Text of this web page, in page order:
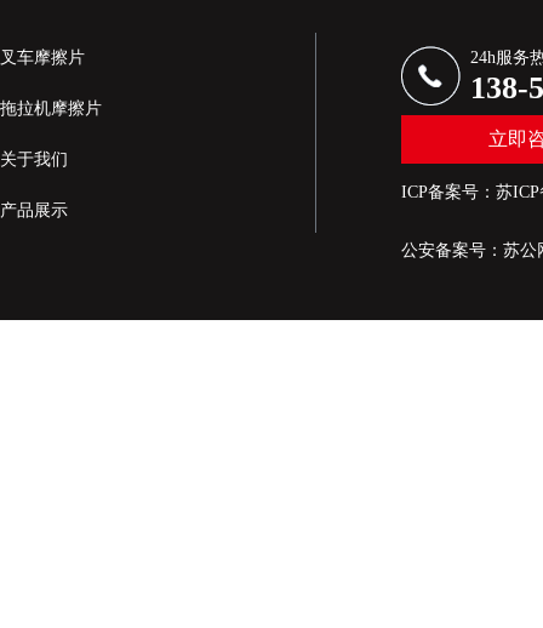
叉车摩擦片
拖拉机摩擦片
关于我们
产品展示
24h服务
138-
立即
ICP备案号： 苏ICP
公安备案号： 苏公